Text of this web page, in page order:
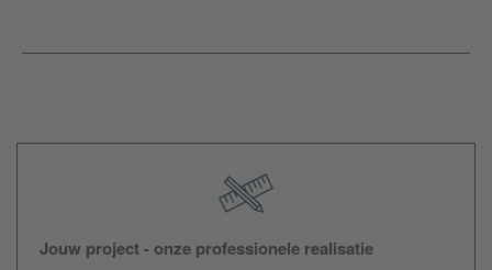
Jouw project - onze professionele realisatie